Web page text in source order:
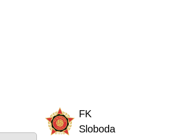
FK
Sloboda